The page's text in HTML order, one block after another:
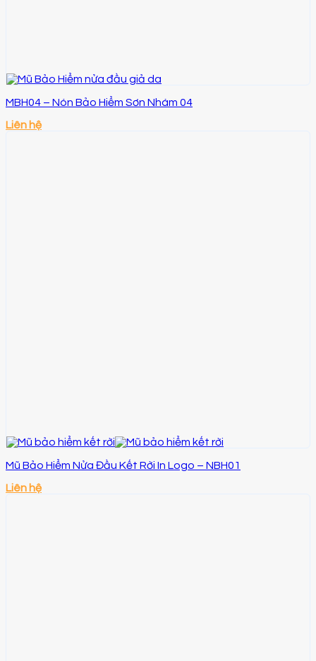
MBH04 – Nón Bảo Hiểm Sơn Nhám 04
Liên hệ
Mũ Bảo Hiểm Nửa Đầu Kết Rời In Logo – NBH01
Liên hệ